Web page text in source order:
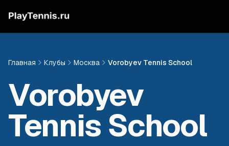
Главная Клубы Москва Vorobyev Tennis School
Vorobyev
Tennis School